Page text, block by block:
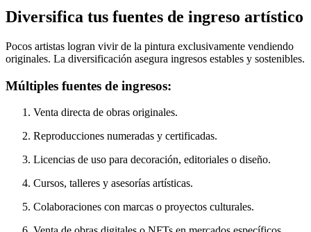
Diversifica tus fuentes de ingreso artístico
Pocos artistas logran vivir de la pintura exclusivamente vendiendo
originales. La diversificación asegura ingresos estables y sostenibles.
Múltiples fuentes de ingresos:
Venta directa de obras originales.
Reproducciones numeradas y certificadas.
Licencias de uso para decoración, editoriales o diseño.
Cursos, talleres y asesorías artísticas.
Colaboraciones con marcas o proyectos culturales.